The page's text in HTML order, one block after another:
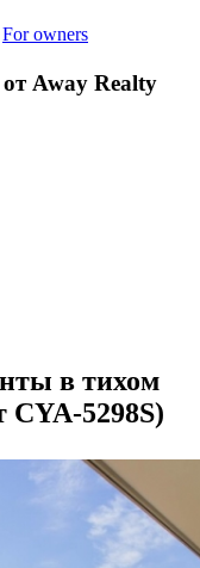
For owners
Away Realty
в тихом
CYA-5298S)